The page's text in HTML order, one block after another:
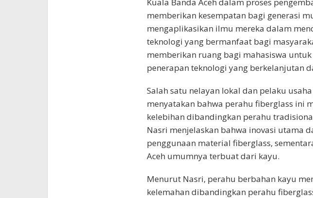
memberikan kesempatan bagi generasi
mengaplikasikan ilmu mereka dalam
teknologi yang bermanfaat bagi
memberikan ruang bagi mahasiswa
penerapan teknologi yang berkelanjutan
Salah satu nelayan lokal dan pelaku
menyatakan bahwa perahu fiberglass ini
kelebihan dibandingkan perahu
Nasri menjelaskan bahwa inovasi utama
penggunaan material fiberglass,
Aceh umumnya terbuat dari kayu.
Menurut Nasri, perahu berbahan kayu
kelemahan dibandingkan perahu